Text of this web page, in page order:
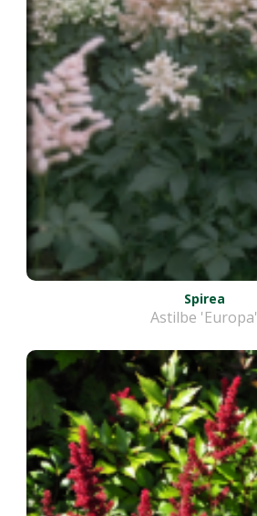
Spirea
Astilbe 'Europa'